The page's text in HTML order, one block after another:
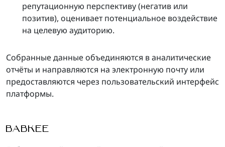
репутационную перспективу (негатив или
позитив), оценивает потенциальное воздействие
на целевую аудиторию.
Собранные данные объединяются в аналитические
отчёты и направляются на электронную почту или
предоставляются через пользовательский интерфейс
платформы.
BABKEE